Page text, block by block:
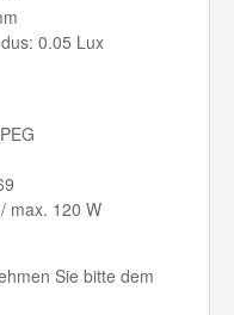
0.05 Lux
max. 120 W
Sie bitte dem